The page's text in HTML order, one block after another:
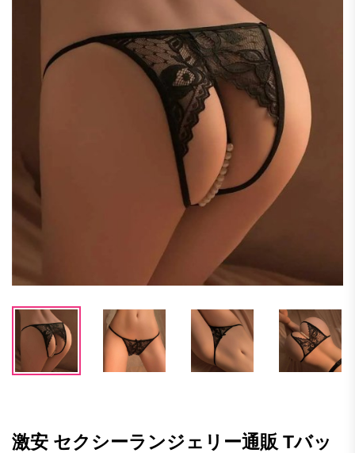
激安 セクシーランジェリー通販 Tバッ